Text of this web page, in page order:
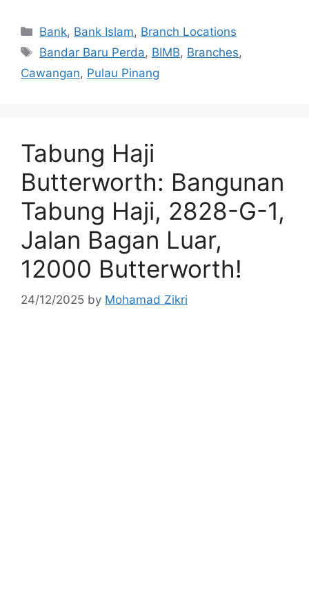
Categories
Bank, Bank Islam, Branch Locations
Tags
Bandar Baru Perda, BIMB, Branches,
Cawangan, Pulau Pinang
Tabung Haji
Butterworth: Bangunan
Tabung Haji, 2828-G-1,
Jalan Bagan Luar,
12000 Butterworth!
24/12/2025 by Mohamad Zikri